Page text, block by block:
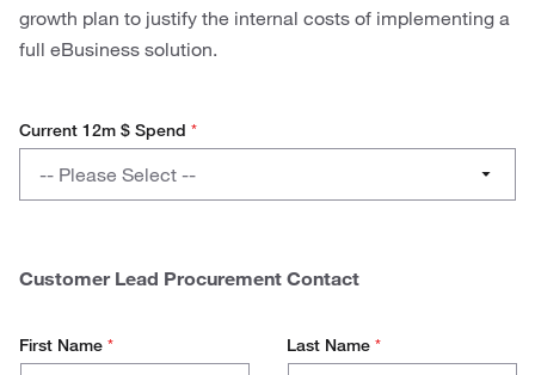
growth plan to justify the internal costs of implementing a
full eBusiness solution.
Current 12m $ Spend *
-- Please Select --
50.000 - 100.000
Customer Lead Procurement Contact
First Name * Last Name *